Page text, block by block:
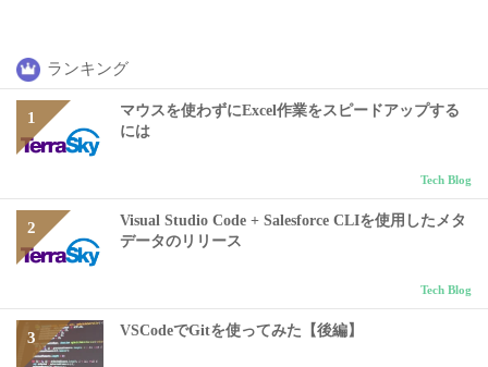
ランキング
マウスを使わずにExcel作業をスピードアップする
には
Tech Blog
Visual Studio Code + Salesforce CLIを使用したメタ
データのリリース
Tech Blog
VSCodeでGitを使ってみた【後編】